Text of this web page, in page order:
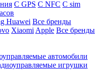
C GPS C NFC C sim
Huawei Все бренды
Xiaomi Apple Все бренды
автомобили
игрушки